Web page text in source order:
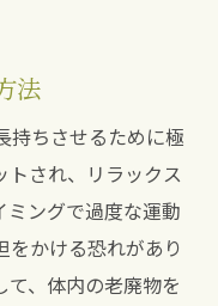
法
持ちさせるために極
トされ、リラックス
ミングで過度な運動
をかける恐れがあり
て、体内の老廃物を